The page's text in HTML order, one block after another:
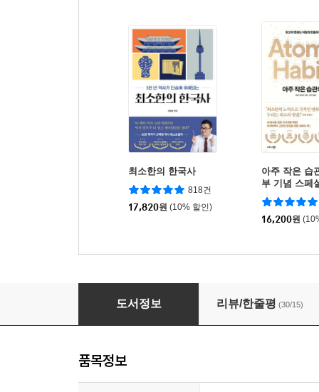
최소한의 한국사
818건
17,820원 (10% 할인)
아주 작은 습
부 기념 스페
16,200원
내가 사랑한 공간들
도서정보 리뷰/한줄평 (30/15)
품목정보